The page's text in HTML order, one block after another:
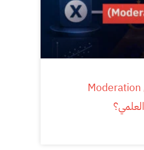
ما هو تحليل التعديل Moderation